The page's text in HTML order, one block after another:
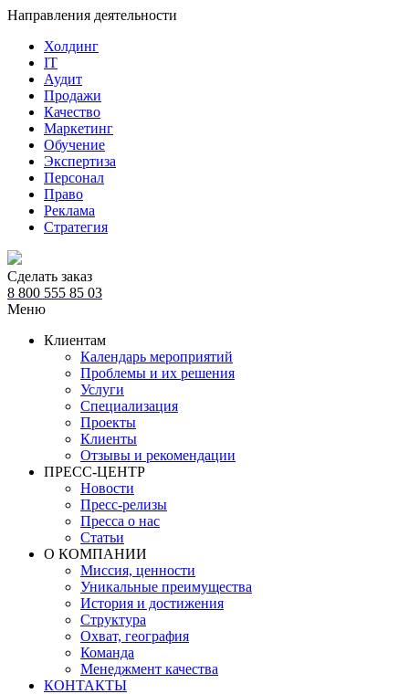
Направления деятельности
Холдинг
IT
Аудит
Продажи
Качество
Маркетинг
Обучение
Экспертиза
Персонал
Право
Реклама
Стратегия
Сделать заказ
8 800 555 85 03
Меню
Клиентам
Календарь мероприятий
Проблемы и их решения
Услуги
Специализация
Проекты
Клиенты
Отзывы и рекомендации
ПРЕСС-ЦЕНТР
Новости
Пресс-релизы
Пресса о нас
Статьи
О КОМПАНИИ
Миссия, ценности
Уникальные преимущества
История и достижения
Структура
Охват, география
Команда
Менеджмент качества
КОНТАКТЫ